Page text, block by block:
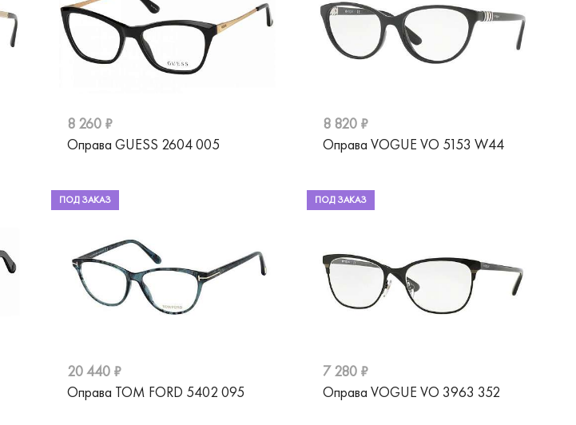
8 260 ₽
Оправа GUESS 2604 005
8 820 ₽
Оправа VOGUE VO 5153 W44
ПОД ЗАКАЗ
20 440 ₽
Оправа TOM FORD 5402 095
ПОД ЗАКАЗ
7 280 ₽
Оправа VOGUE VO 3963 352